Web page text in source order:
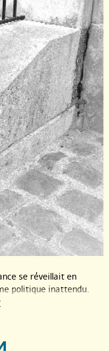
se réveillait en
politique inattendu.
allait être absente au
qui perdit ce jour-là (à